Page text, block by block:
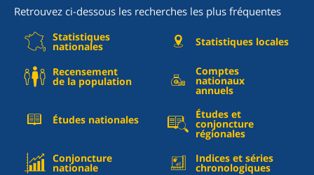
Retrouvez ci-dessous les recherches les plus fréquentes
Statistiques
nationales Statistiques locales
Recensement
de la population
Comptes
nationaux
annuels
Études nationales Études et
conjoncture
régionales
Conjoncture
nationale
Indices et séries
chronologiques